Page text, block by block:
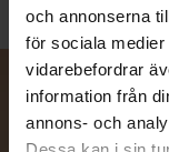
och annonserna
för sociala
vidarebefordrar
information från
annons- och